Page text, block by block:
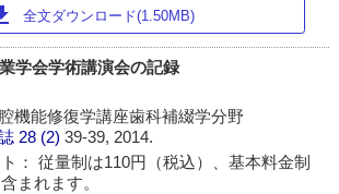
全文ダウンロード(1.50MB)
学会学術講演会の記録
機能修復学講座歯科補綴学分野
28 (2)39-39, 2014.
： 従量制は110円（税込）、基本料金制
まれます。